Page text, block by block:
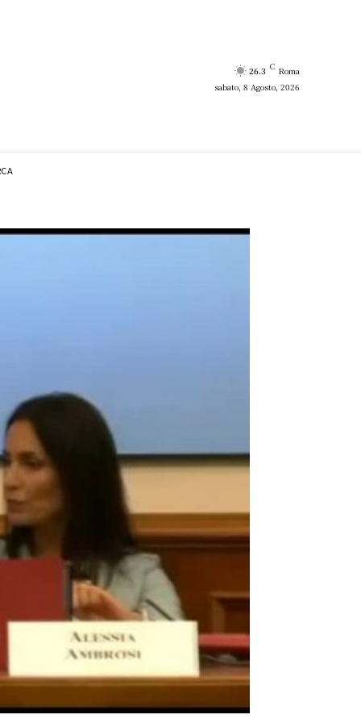
26.3 C Roma
sabato, 8 Agosto, 2026